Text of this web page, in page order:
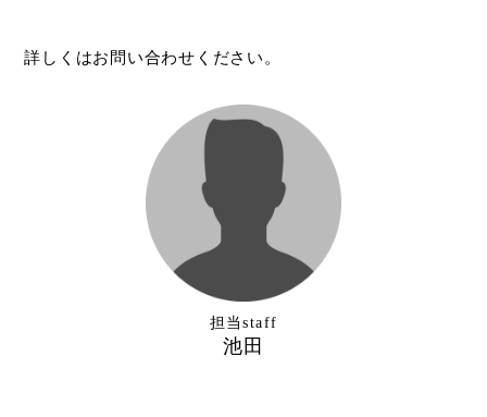
詳しくはお問い合わせください。
担当staff
池田